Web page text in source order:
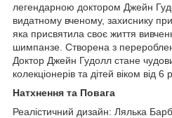
легендарною доктором Джейн
видатному вченому, захиснику
яка присвятила своє життя
шимпанзе. Створена з
Доктор Джейн Гудолл стане
колекціонерів та дітей віком від 6
Натхнення та Повага
Реалістичний дизайн: Лялька